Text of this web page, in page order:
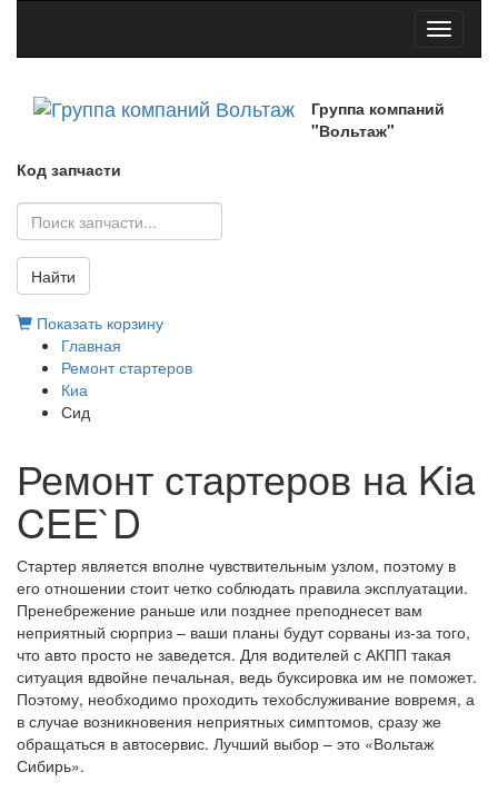
Toggle
Группа компаний
"Вольтаж"
Код запчасти
Найти
Показать корзину
Главная
Ремонт стартеров
Киа
Сид
Ремонт стартеров на Kia
CEE`D
Стартер является вполне чувствительным узлом, поэтому в
его отношении стоит четко соблюдать правила эксплуатации.
Пренебрежение раньше или позднее преподнесет вам
неприятный сюрприз – ваши планы будут сорваны из-за того,
что авто просто не заведется. Для водителей с АКПП такая
ситуация вдвойне печальная, ведь буксировка им не поможет.
Поэтому, необходимо проходить техобслуживание вовремя, а
в случае возникновения неприятных симптомов, сразу же
обращаться в автосервис. Лучший выбор – это «Вольтаж
Сибирь».